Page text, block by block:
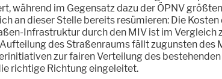
während im Gegensatz dazu der ÖPNV
an dieser Stelle bereits resümieren: Die
Infrastruktur durch den MIV ist im Vergleich
des Straßenraums fällt zugunsten des
zur fairen Verteilung des
richtige Richtung eingeleitet.